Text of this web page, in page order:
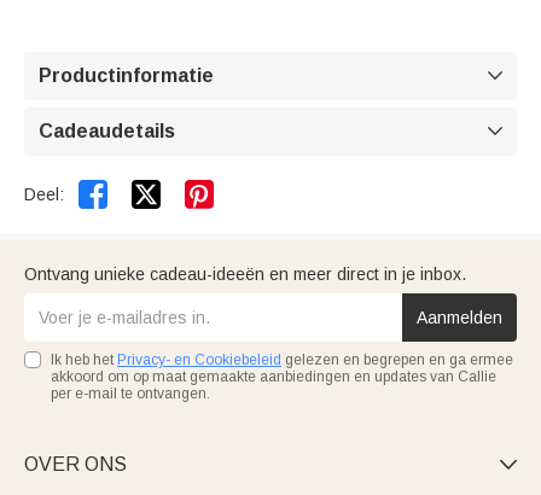
Productinformatie 
Cadeaudetails 
Deel:  
Ontvang unieke cadeau-ideeën en meer direct in je inbox.
Aanmelden
Ik heb het Privacy- en Cookiebeleid gelezen en begrepen en ga ermee
akkoord om op maat gemaakte aanbiedingen en updates van Callie
per e-mail te ontvangen.
OVER ONS 